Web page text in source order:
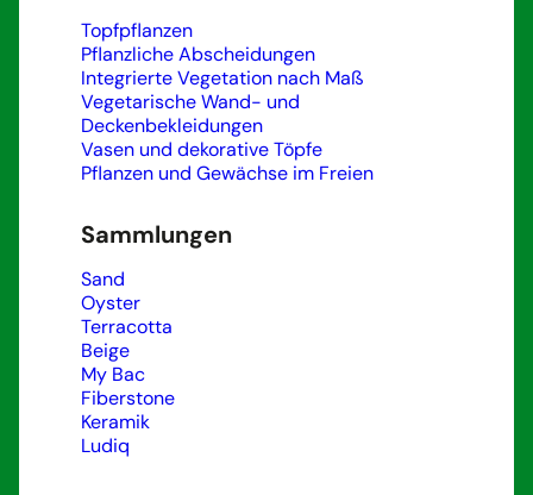
Topfpflanzen
Pflanzliche Abscheidungen
Integrierte Vegetation nach Maß
Vegetarische Wand- und
Deckenbekleidungen
Vasen und dekorative Töpfe
Pflanzen und Gewächse im Freien
Sammlungen
Sand
Oyster
Terracotta
Beige
My Bac
Fiberstone
Keramik
Ludiq